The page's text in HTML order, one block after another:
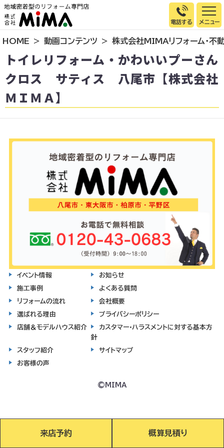
電話する
トップページ
選ばれる理由
施工事例
お客様の声
イベント情報
店舗＆モデルハウス紹介
スタッフ紹介
リフォームの流れ
お知らせ
会社概要
HOME 動画コンテンツ 株式会社MIMAリフォーム・不
トイレリフォーム・かわいいプーさん
クロス サティス 八尾市【株式会社
ＭＩＭＡ】
イベント情報
施工事例
リフォームの流れ
選ばれる理由
店舗＆モデルハウス紹介
スタッフ紹介
お客様の声
お知らせ
よくある質問
会社概要
プライバシーポリシー
カスタマー・ハラスメントに対する基本方
針
サイトマップ
©MIMA
来店予約 概算見積り